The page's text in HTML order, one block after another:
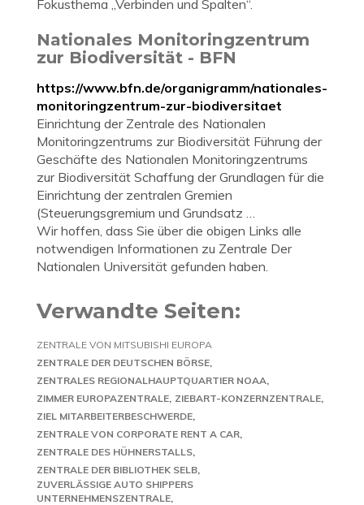
Fokusthema „Verbinden und Spalten“.
Nationales Monitoringzentrum
zur Biodiversität - BFN
https://www.bfn.de/organigramm/nationales-
monitoringzentrum-zur-biodiversitaet
Einrichtung der Zentrale des Nationalen
Monitoringzentrums zur Biodiversität Führung der
Geschäfte des Nationalen Monitoringzentrums
zur Biodiversität Schaffung der Grundlagen für die
Einrichtung der zentralen Gremien
(Steuerungsgremium und Grundsatz …
Wir hoffen, dass Sie über die obigen Links alle
notwendigen Informationen zu Zentrale Der
Nationalen Universität gefunden haben.
Verwandte Seiten:
ZENTRALE VON MITSUBISHI EUROPA
ZENTRALE DER DEUTSCHEN BÖRSE
ZENTRALES REGIONALHAUPTQUARTIER NOAA
ZIMMER EUROPAZENTRALE ZIEBART-KONZERNZENTRALE
ZIEL MITARBEITERBESCHWERDE
ZENTRALE VON CORPORATE RENT A CAR
ZENTRALE DES HÜHNERSTALLS
ZENTRALE DER BIBLIOTHEK SELB
ZUVERLÄSSIGE AUTO SHIPPERS
UNTERNEHMENSZENTRALE